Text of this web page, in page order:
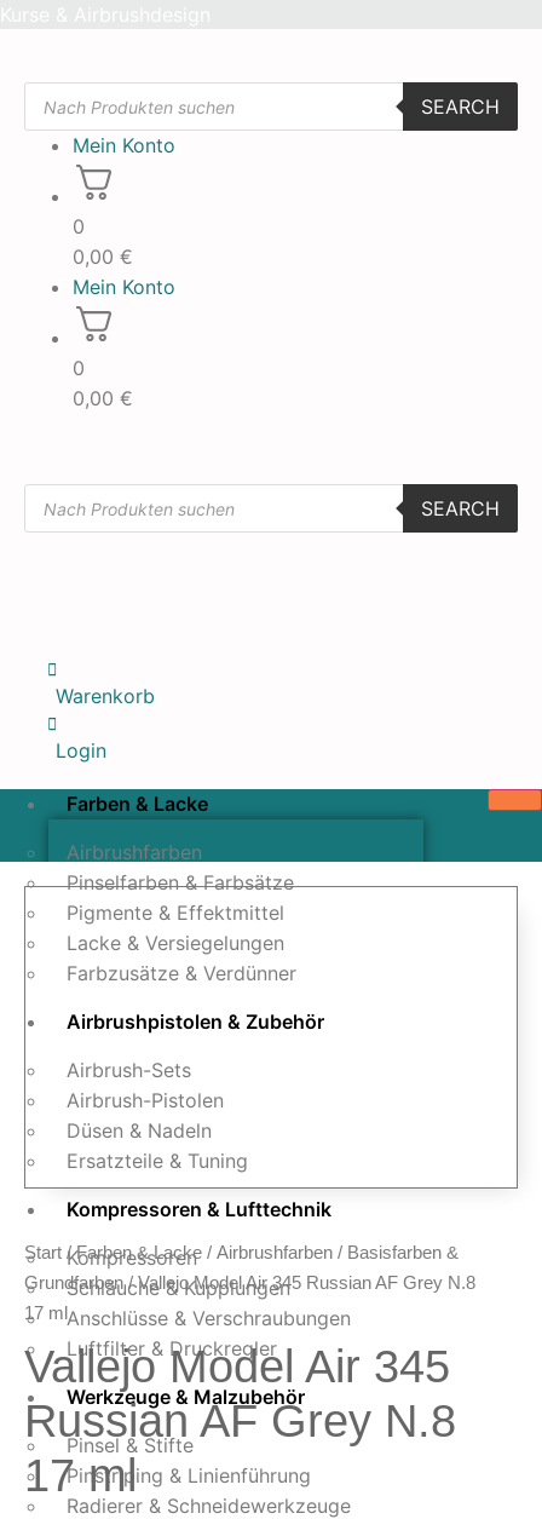
Products
search
SEARCH
Mein Konto
0
0,00 €
Mein Konto
0
0,00 €
Products
search
SEARCH
Warenkorb
Login
Farben & Lacke
Airbrushfarben
Pinselfarben & Farbsätze
Pigmente & Effektmittel
Lacke & Versiegelungen
Farbzusätze & Verdünner
Airbrushpistolen & Zubehör
Airbrush-Sets
Airbrush-Pistolen
Düsen & Nadeln
Ersatzteile & Tuning
Kompressoren & Lufttechnik
Kompressoren
Schläuche & Kupplungen
Anschlüsse & Verschraubungen
Luftfilter & Druckregler
Werkzeuge & Malzubehör
Pinsel & Stifte
Pinstriping & Linienführung
Radierer & Schneidewerkzeuge
Start /Farben & Lacke / Airbrushfarben / Basisfarben &
Grundfarben/ Vallejo Model Air 345 Russian AF Grey N.8
17 ml
Vallejo Model Air 345
Russian AF Grey N.8
17 ml